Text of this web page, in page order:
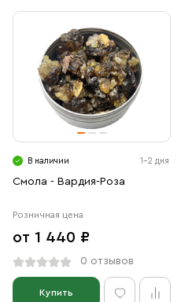
В наличии 1-2 дня
Смола - Вардия-Роза
Розничная цена
от 1 440 ₽
0 отзывов
Купить